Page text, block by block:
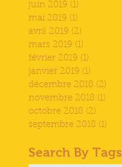
juin 2019 (1)
mai 2019 (1)
avril 2019 (2)
mars 2019 (1)
février 2019 (1)
janvier 2019 (1)
décembre 2018 (2)
novembre 2018 (1)
octobre 2018 (2)
septembre 2018 (1)
Search By Tags